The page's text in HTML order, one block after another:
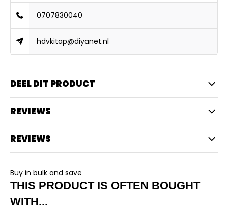
0707830040
hdvkitap@diyanet.nl
DEEL DIT PRODUCT
REVIEWS
REVIEWS
Buy in bulk and save
THIS PRODUCT IS OFTEN BOUGHT
WITH...